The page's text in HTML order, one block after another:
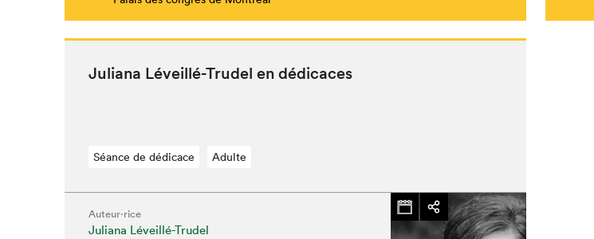
Juliana Léveil­lé-Trudel en dédicaces
Séance de dédicace Adulte
Auteur·rice
Juliana Léveillé-Trudel